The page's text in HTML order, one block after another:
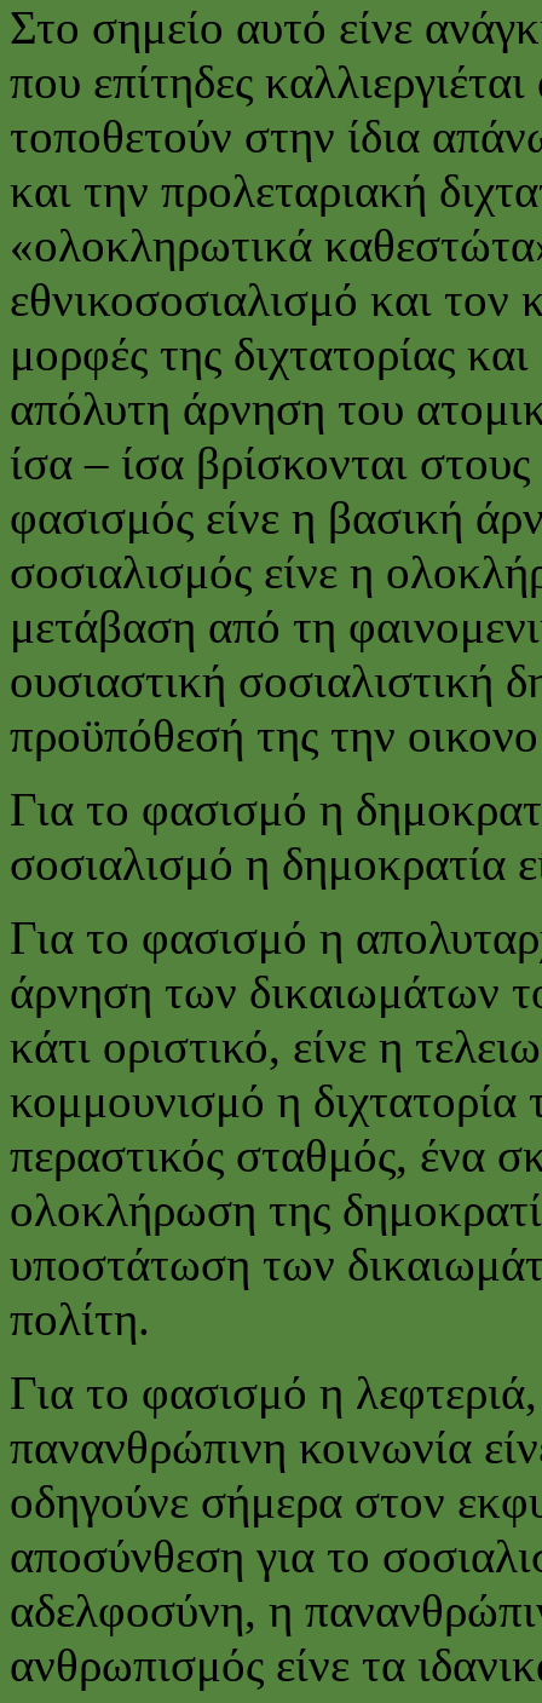
Στο σημείο αυτό είνε
που επίτηδες
τοποθετούν στην ίδια
και την προλεταριακή
«ολοκληρωτικά
εθνικοσοσιαλισμό και τον
μορφές της διχτατορίας
απόλυτη άρνηση του
ίσα – ίσα βρίσκονται
φασισμός είνε η βασική
σοσιαλισμός είνε η
μετάβαση από τη
ουσιαστική σοσιαλιστική
προϋπόθεσή της την
Για το φασισμό η
σοσιαλισμό η δημοκρατία
Για το φασισμό η
άρνηση των δικαιωμάτων
κάτι οριστικό, είνε η
κομμουνισμό η διχτατορία
περαστικός σταθμός, ένα
ολοκλήρωση της
υποστάτωση των
πολίτη.
Για το φασισμό η
πανανθρώπινη κοινωνία
οδηγούνε σήμερα στον
αποσύνθεση για το
αδελφοσύνη, η
ανθρωπισμός είνε τα